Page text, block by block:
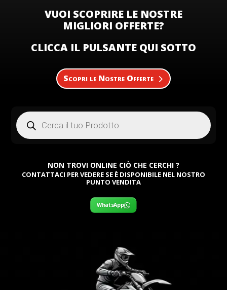
VUOI SCOPRIRE LE NOSTRE
MIGLIORI OFFERTE?
CLICCA IL PULSANTE QUI SOTTO
Scopri le Nostre Offerte
Products
search
NON TROVI ONLINE CIÒ CHE CERCHI ?
CONTATTACI PER VEDERE SE È DISPONIBILE NEL NOSTRO
PUNTO VENDITA
WhatsApp